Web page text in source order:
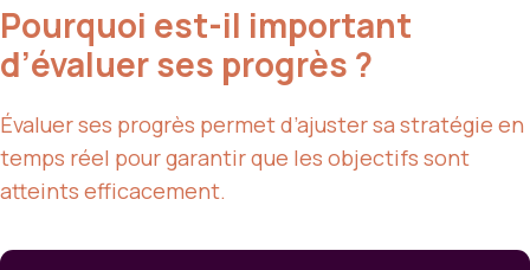
Pourquoi est-il important
d’évaluer ses progrès ?
Évaluer ses progrès permet d’ajuster sa stratégie en
temps réel pour garantir que les objectifs sont
atteints efficacement.